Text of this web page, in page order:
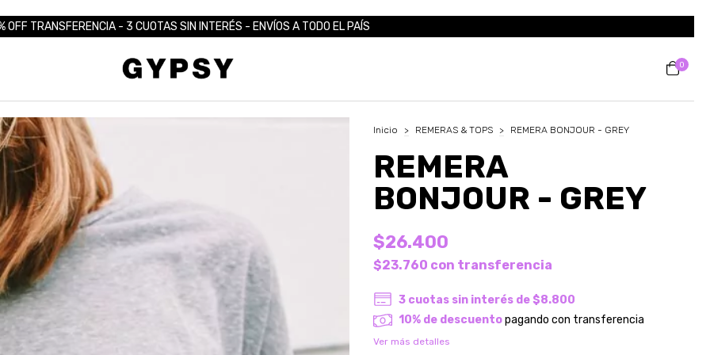
OFF TRANSFERENCIA - 3 CUOTAS SIN INTERÉS - ENVÍOS A TODO EL PAÍS
0
Inicio > REMERAS & TOPS > REMERA BONJOUR - GREY
REMERA
BONJOUR - GREY
$26.400
$23.760 con transferencia
3 cuotas sin interés de$8.800
10% de descuentopagando con transferencia
Ver más detalles